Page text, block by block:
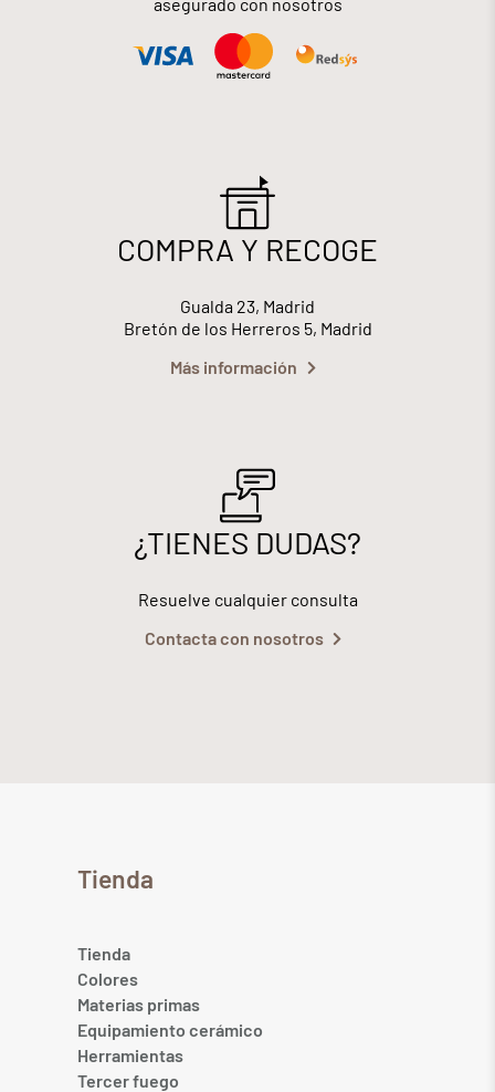
COMPRA Y RECOGE
Gualda 23, Madrid
Bretón de los Herreros 5, Madrid
Más información
¿TIENES DUDAS?
Resuelve cualquier consulta
Contacta con nosotros
Tienda
Tienda
Colores
Materias primas
Equipamiento cerámico
Herramientas
Tercer fuego